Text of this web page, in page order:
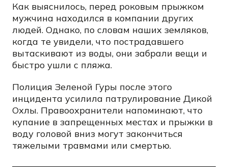
Как выяснилось, перед роковым прыжком
мужчина находился в компании других
людей. Однако, по словам наших земляков,
когда те увидели, что пострадавшего
вытаскивают из воды, они забрали вещи и
быстро ушли с пляжа.
Полиция Зеленой Гуры после этого
инцидента усилила патрулирование Дикой
Охлы. Правоохранители напоминают, что
купание в запрещенных местах и прыжки в
воду головой вниз могут закончиться
тяжелыми травмами или смертью.